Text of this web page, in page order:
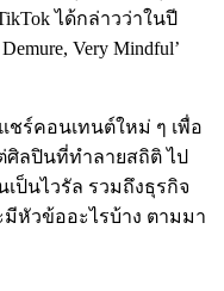
ได้กล่าวว่าในปี
Very Mindful’
ชร์คอนเทนต์ใหม่ ๆ เพื่อ
ศิลปินที่ทำลายสถิติ ไป
ป็นไวรัล รวมถึงธุรกิจ
มีหัวข้ออะไรบ้าง ตามมา